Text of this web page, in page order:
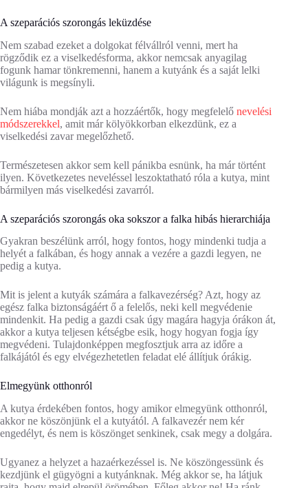
A szeparációs szorongás leküzdése
Nem szabad ezeket a dolgokat félvállról venni, mert ha
rögződik ez a viselkedésforma, akkor nemcsak anyagilag
fogunk hamar tönkremenni, hanem a kutyánk és a saját lelki
világunk is megsínyli.
Nem hiába mondják azt a hozzáértők, hogy megfelelő nevelési
módszerekkel, amit már kölyökkorban elkezdünk, ez a
viselkedési zavar megelőzhető.
Természetesen akkor sem kell pánikba esnünk, ha már történt
ilyen. Következetes neveléssel leszoktatható róla a kutya, mint
bármilyen más viselkedési zavarról.
A szeparációs szorongás oka sokszor a falka hibás hierarchiája
Gyakran beszélünk arról, hogy fontos, hogy mindenki tudja a
helyét a falkában, és hogy annak a vezére a gazdi legyen, ne
pedig a kutya.
Mit is jelent a kutyák számára a falkavezérség? Azt, hogy az
egész falka biztonságáért ő a felelős, neki kell megvédenie
mindenkit. Ha pedig a gazdi csak úgy magára hagyja órákon át,
akkor a kutya teljesen kétségbe esik, hogy hogyan fogja így
megvédeni. Tulajdonképpen megfosztjuk arra az időre a
falkájától és egy elvégezhetetlen feladat elé állítjuk órákig.
Elmegyünk otthonról
A kutya érdekében fontos, hogy amikor elmegyünk otthonról,
akkor ne köszönjünk el a kutyától. A falkavezér nem kér
engedélyt, és nem is köszönget senkinek, csak megy a dolgára.
Ugyanez a helyzet a hazaérkezéssel is. Ne köszöngessünk és
kezdjünk el gügyögni a kutyánknak. Még akkor se, ha látjuk